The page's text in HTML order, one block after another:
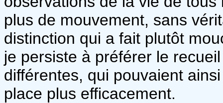
plus de mouvement, sans
distinction qui a fait plutôt
je persiste à préférer le
différentes, qui pouvaient
place plus efficacement.